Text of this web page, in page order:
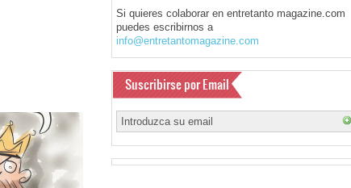
Si quieres colaborar en entretanto magazine.com
puedes escribirnos a
info@entretantomagazine.com
Suscribirse por Email